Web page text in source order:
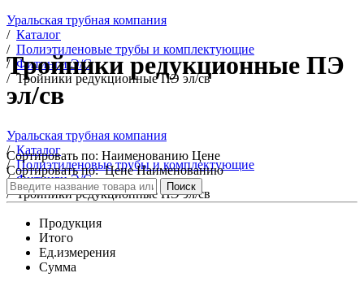
Уральская трубная компания
/ Каталог
/ Полиэтиленовые трубы и комплектующие
/ Фитинги Э/С
/ Тройники редукционные ПЭ эл/св
Тройники редукционные ПЭ
эл/св
Уральская трубная компания
/ Каталог
/ Полиэтиленовые трубы и комплектующие
/ Фитинги Э/С
/ Тройники редукционные ПЭ эл/св
Сортировать по: Наименованию Цене
Сортировать по: Цене Наименованию
Поиск
Продукция
Итого
Ед.измерения
Сумма